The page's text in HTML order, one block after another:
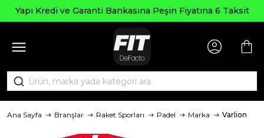
Yapı Kredi ve Garanti Bankasına Peşin Fiyatına 6 Taksit
Ana Sayfa Branşlar Raket Sporları Padel Marka Varlion